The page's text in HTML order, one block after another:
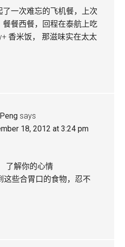
一次难忘的飞机餐，上次
餐餐西餐，回程在泰航上吃
香米饭， 那滋味实在太太
says
18, 2012 at 3:24 pm
了解你的心情
这些合胃口的食物，忍不